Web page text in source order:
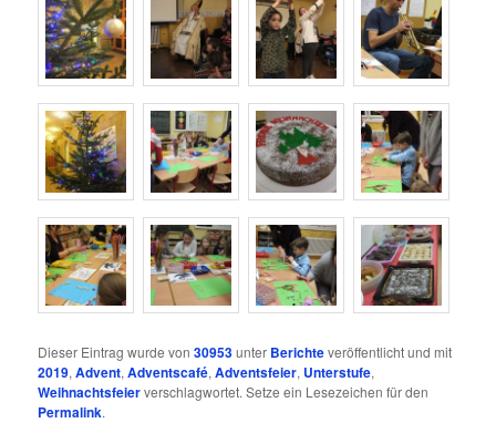
Dieser Eintrag wurde von30953unter Berichteveröffentlicht und mit
2019,Advent,Adventscafé,Adventsfeier, Unterstufe,
Weihnachtsfeierverschlagwortet. Setze ein Lesezeichen für den
Permalink.